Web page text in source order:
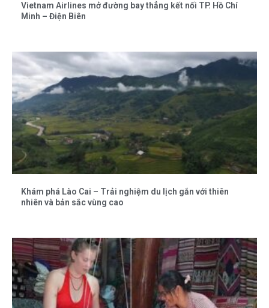
Vietnam Airlines mở đường bay thẳng kết nối TP. Hồ Chí
Minh – Điện Biên
Khám phá Lào Cai – Trải nghiệm du lịch gắn với thiên
nhiên và bản sắc vùng cao